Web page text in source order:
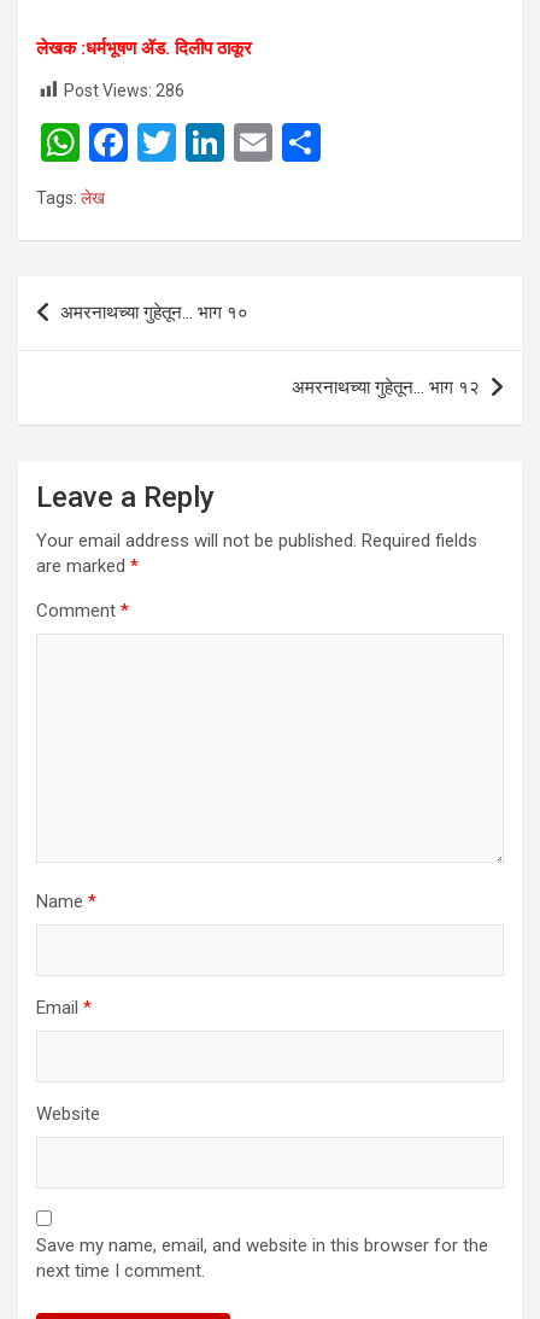
लेखक :धर्मभूषण ॲड. दिलीप ठाकूर
Post Views: 286
W
h
at
A
F
o
o
T
Li
n
E
Tags: लेख
Post
navigation
अमरनाथच्या गुहेतून… भाग १०
अमरनाथच्या गुहेतून… भाग १२
Leave a Reply
Your email address will not be published. Required fields
are marked *
Comment *
Name *
Email *
Website
Save my name, email, and website in this browser for the
next time I comment.